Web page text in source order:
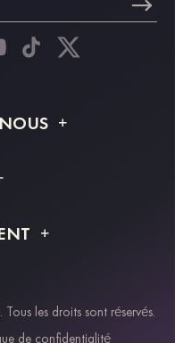
les droits sont réservés.
de confidentialité